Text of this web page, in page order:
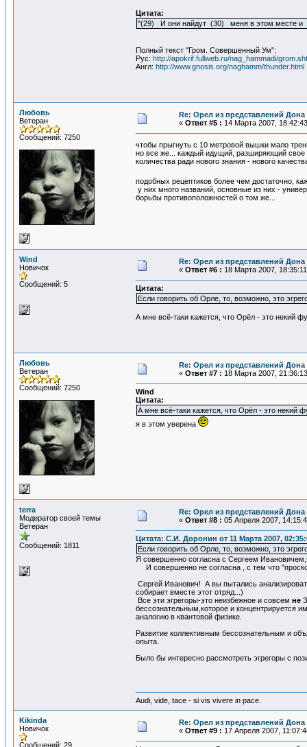
Цитата:
"(29) И они найдут (30) меня в этом месте
Полный текст "Гром. Совершенный Ум":
Рус: http://apokrif.fullweb.ru/nag_hammadi/
Англ: http://www.gnosis.org/naghamm/thunder.html
Любовь
Ветеран
Сообщений: 7250
Re: Орел из представлений Дона
« Ответ #5 : 14 Марта 2007,
чтобы прыгнуть с 10 метровой вышки мало
но все же... каждый идущий, разширяющий свое
количества ради нового знания - нового
подобных рецептиков более чем достаточно,
у них много названий, основные из них -
борьбы противоположностей о том же...
Wind
Новичок
Сообщений: 5
Re: Орел из представлений Дона
« Ответ #6 : 18 Марта 2007,
Цитата:
Если говорить об Орле, то, возможно, это
А мне всё-таки кажется, что Орёл - это некий
Любовь
Ветеран
Сообщений: 7250
Re: Орел из представлений Дона
« Ответ #7 : 18 Марта 2007,
Wind
Цитата:
А мне всё-таки кажется, что Орёл - это некий
я в этом уверена
terra
Модератор своей темы
Ветеран
Сообщений: 1811
Re: Орел из представлений Дона
« Ответ #8 : 05 Апреля 2007,
Цитата: С.И. Доронин от 11 Марта 2007,
Если говорить об Орле, то, возможно, это
Я совершенно согласна с Сергеем
И совершенно не согласна , с тем что
Сергей Иванович! А вы пытались
собирает вместе этот отряд...)
Все эти эгрегоры-это неизбежное и совсем не
бессознательным,которое и концентрируется
аналогию в квантовой физике.
Развитие коллективным бессознательным и
опыта.
Было бы интересно рассмотреть эгрегоры с
Audi, vide, tace - si vis vivere in pace.
Kikinda
Новичок
Сообщений: 29
Re: Орел из представлений Дона
« Ответ #9 : 17 Апреля 2007,